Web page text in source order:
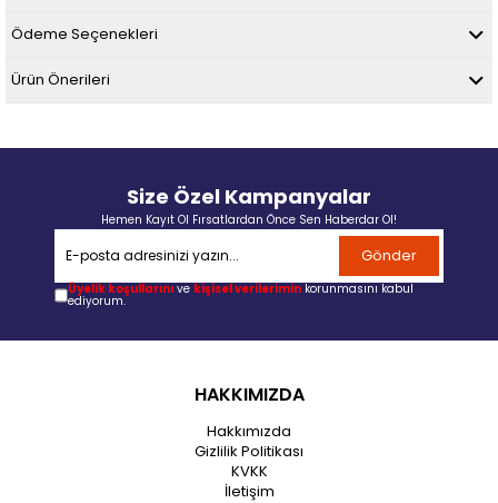
Ödeme Seçenekleri
Ürün Önerileri
Size Özel Kampanyalar
Hemen Kayıt Ol Fırsatlardan Önce Sen Haberdar Ol!
Gönder
Üyelik koşullarını ve kişisel verilerimin korunmasını kabul
ediyorum.
HAKKIMIZDA
Hakkımızda
Gizlilik Politikası
KVKK
İletişim